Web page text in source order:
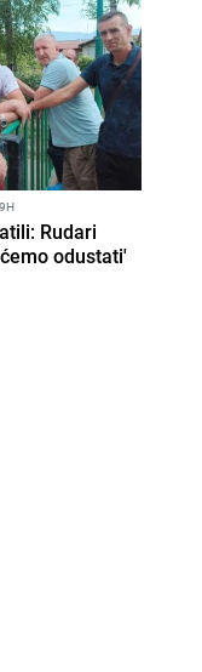
Rudari
odustati'